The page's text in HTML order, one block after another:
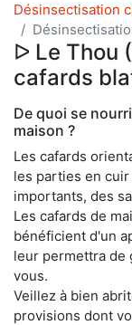
Désinsectisation
ᐅ Le Thou
cafards
De quoi se
maison ?
Les cafards
les parties en
importants, des
Les cafards de
bénéficient d'un
leur permettra de
vous.
Veillez à bien
provisions dont